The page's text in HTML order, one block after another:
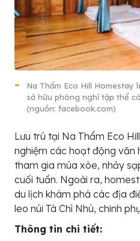
Na Thẩm Eco Hill Homestay
sở hữu phòng nghỉ tập thể
(nguồn: facebook.com)
Lưu trú tại Na Thẩm Eco
nghiệm các hoạt động văn
tham gia múa xòe, nhảy
cuối tuần. Ngoài ra,
du lịch khám phá các địa
leo núi Tà Chì Nhù, chinh
Thông tin chi tiết: